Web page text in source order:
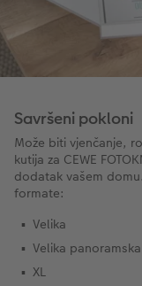
Savršeni pokloni
Može biti vjenčanje,
kutija za CEWE
dodatak vašem
formate:
Velika
Velika panoramska
XL